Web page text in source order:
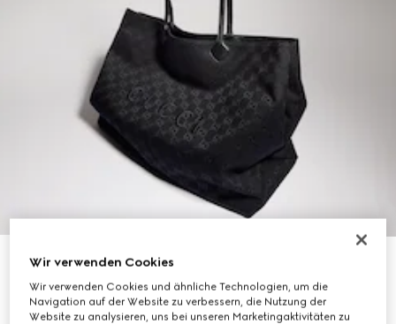
Exklusiv Online
Großer Gucci NY Shopper
€ 1.950
Varianten grau und schwarzer GG Canvas
Wir verwenden Cookies
Wir verwenden Cookies und ähnliche Technologien, um die
Navigation auf der Website zu verbessern, die Nutzung der
Website zu analysieren, uns bei unseren Marketingaktivitäten zu